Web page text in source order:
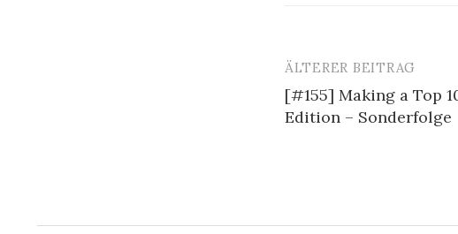
Beitrags-
Navigation
ÄLTERER BEITRAG
[#155] Making a Top
Edition – Sonderfolge